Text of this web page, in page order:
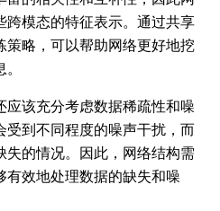
模态的特征表示。通过共享
略，可以帮助网络更好地挖
应该充分考虑数据稀疏性和噪
到不同程度的噪声干扰，而
失的情况。因此，网络结构需
效地处理数据的缺失和噪